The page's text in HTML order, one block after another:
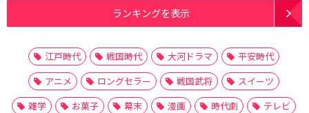
ランキングを表示
江戸時代 戦国時代 大河ドラマ
平安時代
アニメ
ロングセラー 戦国武将
スイーツ
雑学
お菓子 幕末 漫画 時代劇
テレビ